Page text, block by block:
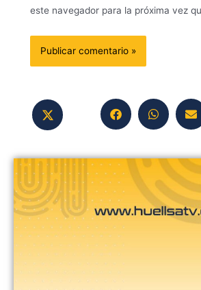
este navegador para la próxima vez